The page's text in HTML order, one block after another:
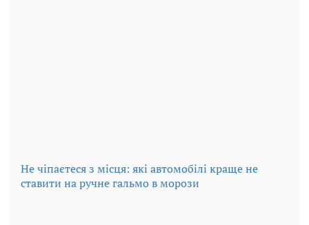
Не чіпаєтеся з місця: які автомобілі краще не
ставити на ручне гальмо в морози